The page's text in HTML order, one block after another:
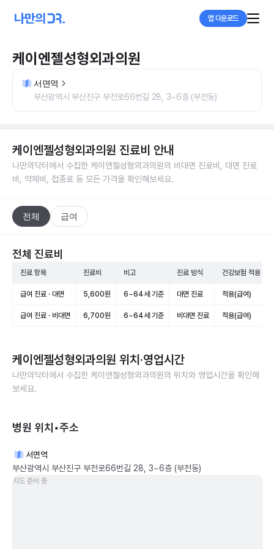
앱 다운로드
케이엔젤성형외과의원
서면역
부산광역시 부산진구 부전로66번길 28, 3~6층 (부전동)
케이엔젤성형외과의원 진료비 안내
나만의닥터에서 수집한 케이엔젤성형외과의원의 비대면 진료비, 대면 진료
비, 약제비, 접종료 등 모든 가격을 확인해보세요.
전체 급여
전체 진료비
진료 항목 진료비 비고 진료 방식 건강보험 적용
급여 진료 · 대면 5,600원 6~64세 기준 대면 진료 적용(급여)
급여 진료 · 비대면 6,700원 6~64세 기준 비대면 진료 적용(급여)
케이엔젤성형외과의원 위치·영업시간
나만의닥터에서 수집한 케이엔젤성형외과의원의 위치와 영업시간을 확인해
보세요.
병원 위치•주소
서면역
부산광역시 부산진구 부전로66번길 28, 3~6층 (부전동)
지도 준비 중